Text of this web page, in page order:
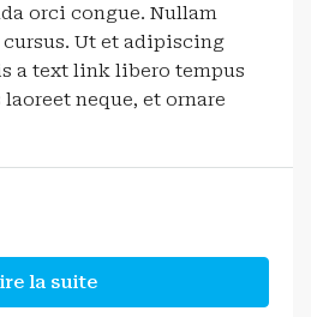
orci congue. Nullam
Ut et adipiscing
a text link libero tempus
neque, et ornare
la suite